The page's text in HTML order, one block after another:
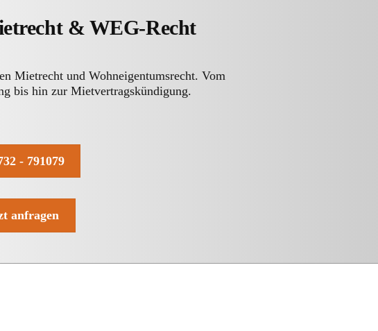
& WEG-Recht
Mietrecht und Wohneigentumsrecht. Vom
bis hin zur Mietvertragskündigung.
- 791079
anfragen